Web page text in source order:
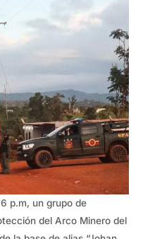
p.m, un grupo de
del Arco Minero del